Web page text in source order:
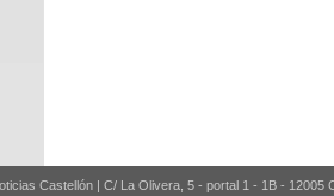
Castellón | C/ La Olivera, 5 - portal 1 - 1B - 12005